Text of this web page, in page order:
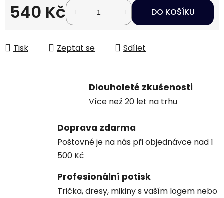
540 Kč DO KOŠÍKU
Tisk Zeptat se Sdílet
Dlouholeté zkušenosti
Více než 20 let na trhu
Doprava zdarma
Poštovné je na nás při objednávce nad 1
500 Kč
Profesionální potisk
Trička, dresy, mikiny s vaším logem nebo